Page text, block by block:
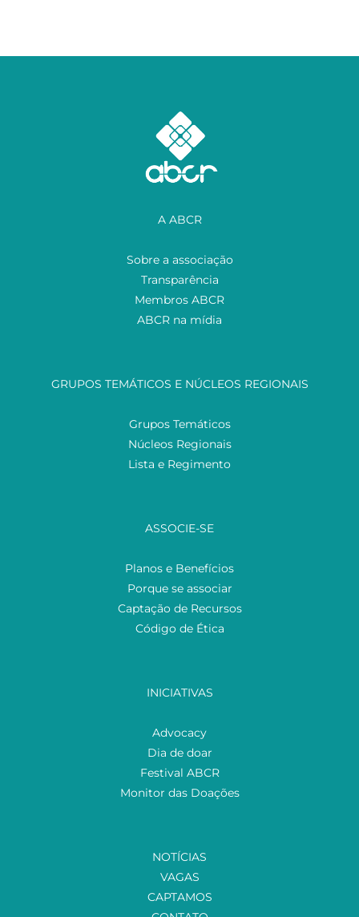
A ABCR
Sobre a associação
Transparência
Membros ABCR
ABCR na mídia
GRUPOS TEMÁTICOS E NÚCLEOS REGIONAIS
Grupos Temáticos
Núcleos Regionais
Lista e Regimento
ASSOCIE-SE
Planos e Benefícios
Porque se associar
Captação de Recursos
Código de Ética
INICIATIVAS
Advocacy
Dia de doar
Festival ABCR
Monitor das Doações
NOTÍCIAS
VAGAS
CAPTAMOS